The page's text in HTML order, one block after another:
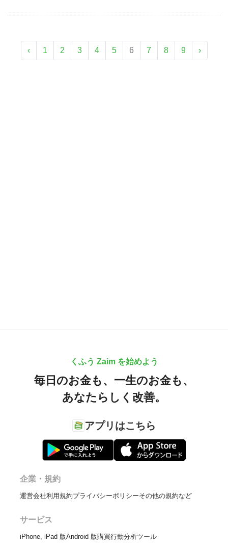
‹ 1 2 3 4 5 6 7 8 9 ›
くふう Zaim を始めよう
毎日のお金も、 一生のお金も、
あなたらしく改善。
アプリはこちら
企業・規約
運営会社利用規約プライバシーポリシーその他の規約など
サービス
iPhone, iPad 版Android 版購買行動分析ツール